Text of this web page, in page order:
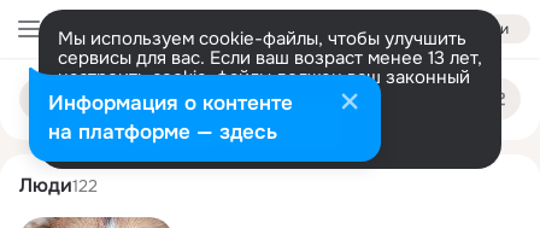
Войти
Мы используем cookie-файлы, чтобы улучшить
сервисы для вас. Если ваш возраст менее 13 лет,
настроить cookie-файлы должен ваш законный
представитель. Больше информации
Разрешить все Настроить
Поиск
людям
nikita abramovich
Люди122
Информация о контенте
на платформе — здесь